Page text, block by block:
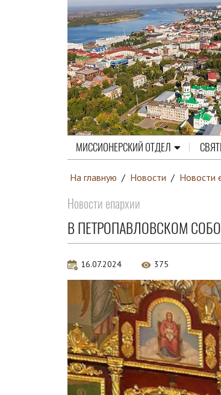
МИССИОНЕРСКИЙ ОТДЕЛ
На главную / Новости / Новости
Новости епархии
В ПЕТРОПАВЛОВСКОМ
16.07.2024 375